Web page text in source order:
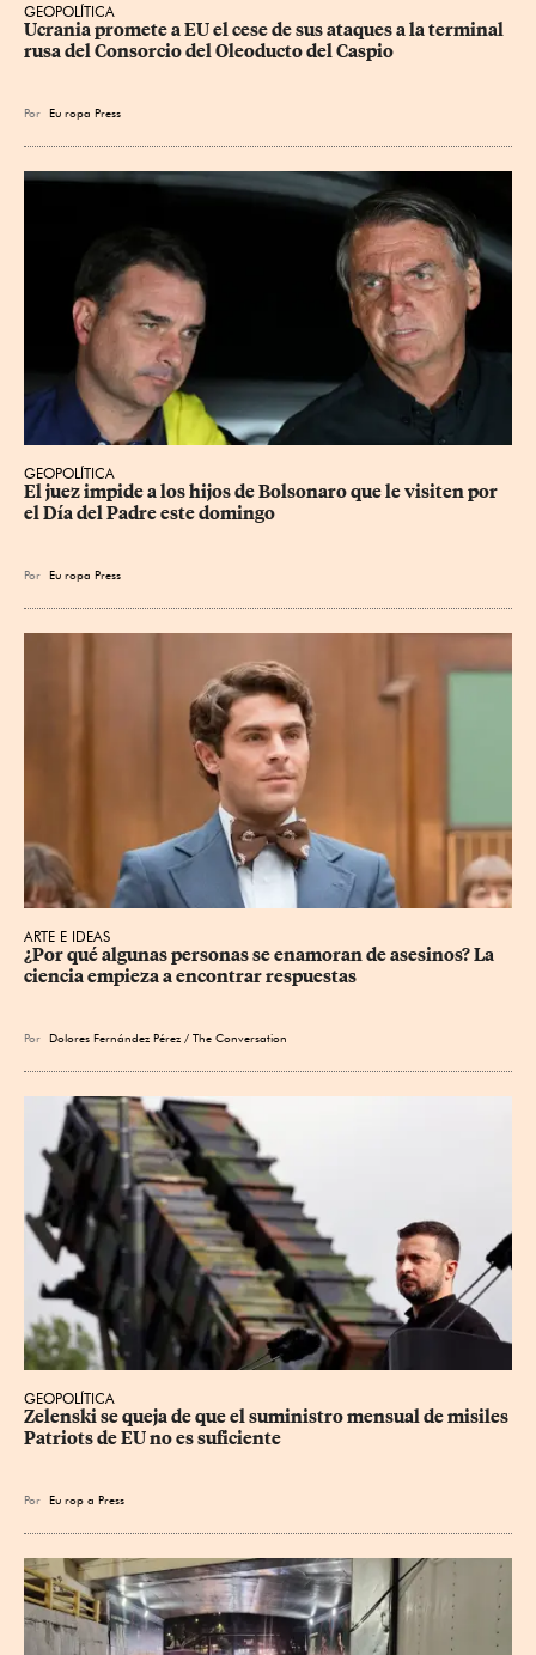
GEOPOLÍTICA
Ucrania promete a EU el cese de sus ataques a la terminal
rusa del Consorcio del Oleoducto del Caspio
Por Eu ropa Press
GEOPOLÍTICA
El juez impide a los hijos de Bolsonaro que le visiten por
el Día del Padre este domingo
Por Eu ropa Press
ARTE E IDEAS
¿Por qué algunas personas se enamoran de asesinos? La
ciencia empieza a encontrar respuestas
Por Dolores Fernández Pérez / The Conversation
GEOPOLÍTICA
Zelenski se queja de que el suministro mensual de misiles
Patriots de EU no es suficiente
Por Eu rop a Press